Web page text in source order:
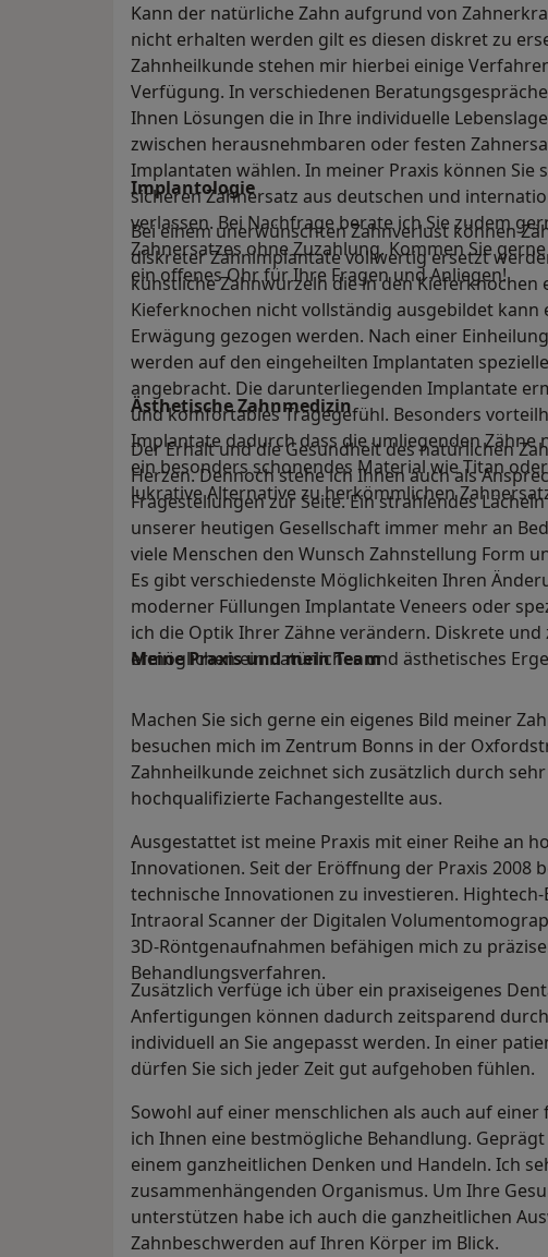
Kann der natürliche Zahn aufgrund von
nicht erhalten werden gilt es diesen diskret zu
Zahnheilkunde stehen mir hierbei einige
Verfügung. In verschiedenen
Ihnen Lösungen die in Ihre individuelle
zwischen herausnehmbaren oder festen
Implantaten wählen. In meiner Praxis können Sie
sicheren Zahnersatz aus deutschen und
verlassen. Bei Nachfrage berate ich Sie zudem
Zahnersatzes ohne Zuzahlung. Kommen Sie
ein offenes Ohr für Ihre Fragen und Anliegen!
Implantologie
Bei einem unerwünschten Zahnverlust können
diskreter Zahnimplantate vollwertig ersetzt
künstliche Zahnwurzeln die in den Kieferknochen
Kieferknochen nicht vollständig ausgebildet
Erwägung gezogen werden. Nach einer
werden auf den eingeheilten Implantaten
angebracht. Die darunterliegenden Implantate
und komfortables Tragegefühl. Besonders
Implantate dadurch dass die umliegenden Zähne
ein besonders schonendes Material wie Titan
lukrative Alternative zu herkömmlichen
Ästhetische Zahnmedizin
Der Erhalt und die Gesundheit des natürlichen
Herzen. Dennoch stehe ich Ihnen auch als
Fragestellungen zur Seite. Ein strahlendes
unserer heutigen Gesellschaft immer mehr an
viele Menschen den Wunsch Zahnstellung Form
Es gibt verschiedenste Möglichkeiten Ihren
moderner Füllungen Implantate Veneers oder
ich die Optik Ihrer Zähne verändern. Diskrete
ermöglichen ein natürliches und ästhetisches
Meine Praxis und mein Team
Machen Sie sich gerne ein eigenes Bild meiner
besuchen mich im Zentrum Bonns in der
Zahnheilkunde zeichnet sich zusätzlich durch
hochqualifizierte Fachangestellte aus.
Ausgestattet ist meine Praxis mit einer Reihe an
Innovationen. Seit der Eröffnung der Praxis 2008
technische Innovationen zu investieren.
Intraoral Scanner der Digitalen
3D‑Röntgenaufnahmen befähigen mich zu
Behandlungsverfahren.
Zusätzlich verfüge ich über ein praxiseigenes
Anfertigungen können dadurch zeitsparend
individuell an Sie angepasst werden. In einer
dürfen Sie sich jeder Zeit gut aufgehoben fühlen.
Sowohl auf einer menschlichen als auch auf
ich Ihnen eine bestmögliche Behandlung.
einem ganzheitlichen Denken und Handeln. Ich
zusammenhängenden Organismus. Um Ihre
unterstützen habe ich auch die ganzheitlichen
Zahnbeschwerden auf Ihren Körper im Blick.